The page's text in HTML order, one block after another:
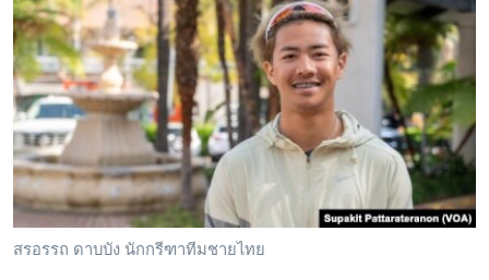
สรอรรถ ดาบบัง นักกรีฑาทีมชายไทย